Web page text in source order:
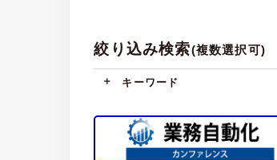
絞り込み検索(複数選択可)
キーワード